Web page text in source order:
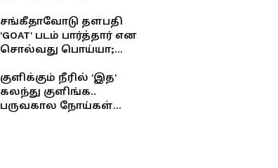
சங்கீதாவோடு தளபதி
'GOAT' படம் பார்த்தார் என
சொல்வது பொய்யா;
யாருடன் பார்த்தார்
தெரியுமா?
குளிக்கும் நீரில் 'இத'
கலந்து குளிங்க..
பருவகால நோய்கள்